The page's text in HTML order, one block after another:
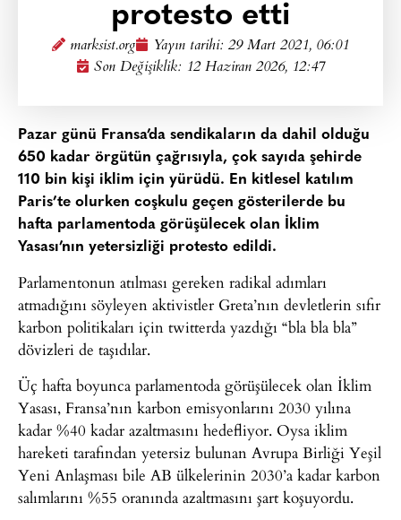
protesto etti
marksist.org Yayın tarihi: 29 Mart 2021, 06:01
Son Değişiklik: 12 Haziran 2026, 12:47
Pazar günü Fransa’da sendikaların da dahil olduğu
650 kadar örgütün çağrısıyla, çok sayıda şehirde
110 bin kişi iklim için yürüdü. En kitlesel katılım
Paris’te olurken coşkulu geçen gösterilerde bu
hafta parlamentoda görüşülecek olan İklim
Yasası’nın yetersizliği protesto edildi.
Parlamentonun atılması gereken radikal adımları
atmadığını söyleyen aktivistler Greta’nın devletlerin sıfır
karbon politikaları için twitterda yazdığı “bla bla bla”
dövizleri de taşıdılar.
Üç hafta boyunca parlamentoda görüşülecek olan İklim
Yasası, Fransa’nın karbon emisyonlarını 2030 yılına
kadar %40 kadar azaltmasını hedefliyor. Oysa iklim
hareketi tarafından yetersiz bulunan Avrupa Birliği Yeşil
Yeni Anlaşması bile AB ülkelerinin 2030’a kadar karbon
salımlarını %55 oranında azaltmasını şart koşuyordu.